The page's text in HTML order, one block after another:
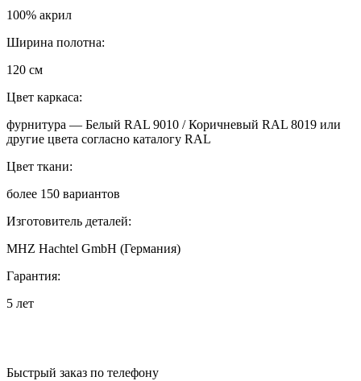
100% акрил
Ширина полотна:
120 см
Цвет каркаса:
фурнитура — Белый RAL 9010 / Коричневый RAL 8019 или
другие цвета согласно каталогу RAL
Цвет ткани:
более 150 вариантов
Изготовитель деталей:
MHZ Hachtel GmbH (Германия)
Гарантия:
5 лет
Быстрый заказ по телефону